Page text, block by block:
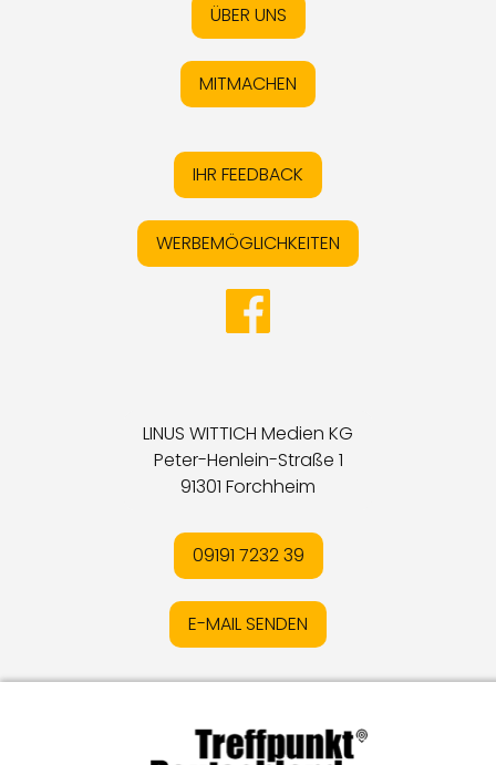
ÜBER UNS
MITMACHEN
IHR FEEDBACK
WERBEMÖGLICHKEITEN
LINUS WITTICH Medien KG
Peter-Henlein-Straße 1
91301 Forchheim
09191 7232 39
E-MAIL SENDEN
Datenschutz IOnline-Streitschlichtung
KontaktI Vertrag widerrufen